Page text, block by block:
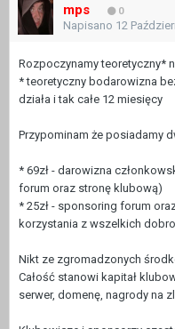
mps 0
Napisano 12
Rozpoczynamy teoretyczny*
* teoretyczny bodarowizna
działa i tak całe 12 miesięcy
Przypominam że posiadamy
* 69zł - darowizna
forum oraz stronę klubową)
* 25zł - sponsoring forum
korzystania z wszelkich
Nikt ze zgromadzonych
Całość stanowi kapitał
serwer, domenę, nagrody na